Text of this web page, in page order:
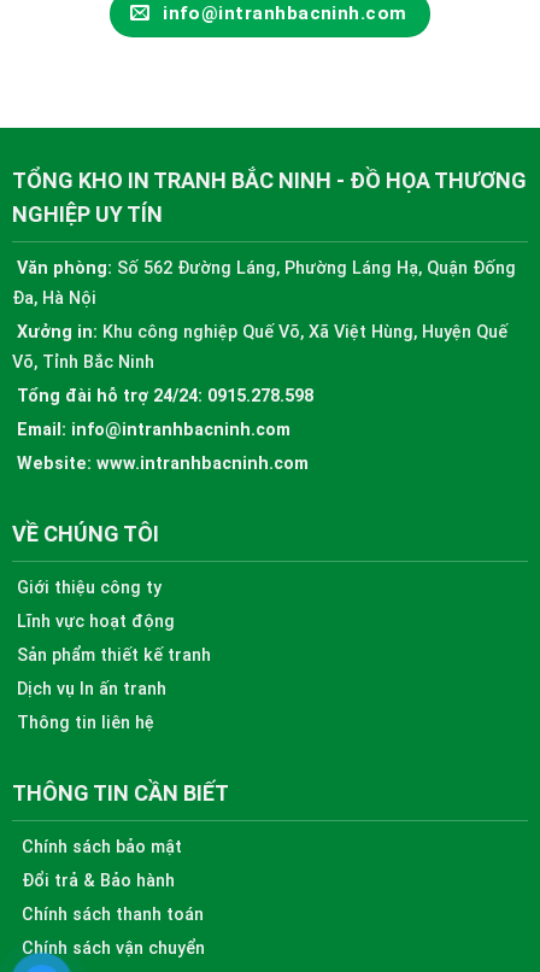
info@intranhbacninh.com
TỔNG KHO IN TRANH BẮC NINH - ĐỒ HỌA THƯƠNG
NGHIỆP UY TÍN
Văn phòng: Số 562 Đường Láng, Phường Láng Hạ, Quận Đống
Đa, Hà Nội
Xưởng in: Khu công nghiệp Quế Võ, Xã Việt Hùng, Huyện Quế
Võ, Tỉnh Bắc Ninh
Tổng đài hỗ trợ 24/24: 0915.278.598
Email: info@intranhbacninh.com
Website: www.intranhbacninh.com
VỀ CHÚNG TÔI
Giới thiệu công ty
Lĩnh vực hoạt động
Sản phẩm thiết kế tranh
Dịch vụ In ấn tranh
Thông tin liên hệ
THÔNG TIN CẦN BIẾT
Chính sách bảo mật
Đổi trả & Bảo hành
Chính sách thanh toán
Chính sách vận chuyển